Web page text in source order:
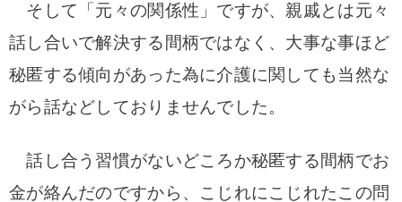
そして「元々の関係性」ですが、親戚とは元々
話し合いで解決する間柄ではなく、大事な事ほど
秘匿する傾向があった為に介護に関しても当然な
がら話などしておりませんでした。
話し合う習慣がないどころか秘匿する間柄でお
金が絡んだのですから、こじれにこじれたこの問